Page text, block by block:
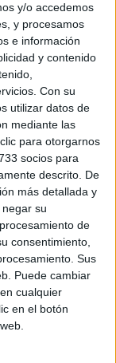
y/o accedemos
y procesamos
e información
y contenido
Con su
utilizar datos de
mediante las
para otorgarnos
socios para
descrito. De
más detallada y
su
de
consentimiento,
Sus
Puede cambiar
cualquier
en el botón
y dos
de este jueves.
Guerrero,
se suma la
de a pie del